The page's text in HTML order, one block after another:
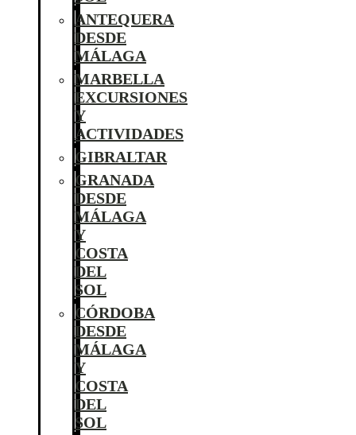
ANTEQUERA
DESDE
MÁLAGA
MARBELLA
EXCURSIONES
Y
ACTIVIDADES
GIBRALTAR
GRANADA
DESDE
MÁLAGA
Y
COSTA
DEL
SOL
CÓRDOBA
DESDE
MÁLAGA
Y
COSTA
DEL
SOL